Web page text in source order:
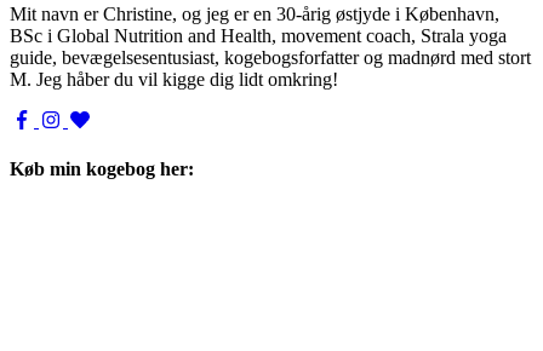
Mit navn er Christine, og jeg er en 30-årig østjyde i København,
BSc i Global Nutrition and Health, movement coach, Strala yoga
guide, bevægelsesentusiast, kogebogsforfatter og madnørd med stort
M. Jeg håber du vil kigge dig lidt omkring!
Køb min kogebog her: